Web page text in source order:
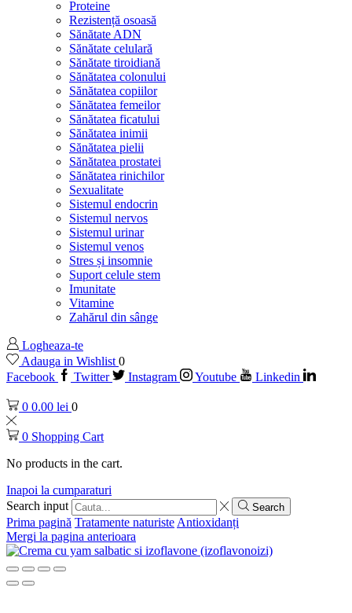
Proteine
Rezistență osoasă
Sănătate ADN
Sănătate celulară
Sănătate tiroidiană
Sănătatea colonului
Sănătatea copiilor
Sănătatea femeilor
Sănătatea ficatului
Sănătatea inimii
Sănătatea pielii
Sănătatea prostatei
Sănătatea rinichilor
Sexualitate
Sistemul endocrin
Sistemul nervos
Sistemul urinar
Sistemul venos
Stres și insomnie
Suport celule stem
Imunitate
Vitamine
Zahărul din sânge
Logheaza-te
Adauga in Wishlist 0
Facebook
Twitter Instagram Youtube Linkedin
0 0.00 lei 0
0 Shopping Cart
No products in the cart.
Inapoi la cumparaturi
Search input
Search
Prima pagină Tratamente naturiste Antioxidanți
Mergi la pagina anterioara